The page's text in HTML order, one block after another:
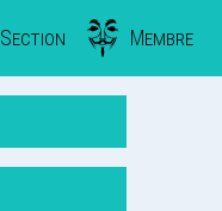
Section Membre